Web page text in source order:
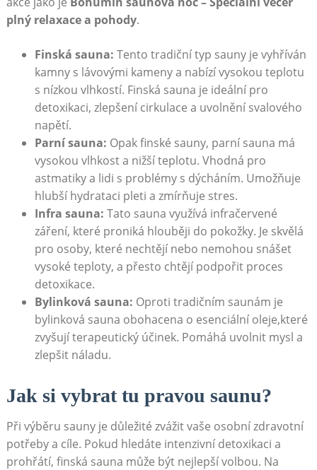
plný ⁢relaxace​ a pohody.
Finská ​sauna: ‍Tento tradiční typ⁢ sauny je‌ vyhříván
‌kamny s ⁣lávovými kameny a nabízí vysokou teplotu
s nízkou vlhkostí. Finská‍ sauna je ideální⁣ pro​
detoxikaci, zlepšení cirkulace a uvolnění svalového
napětí.
Parní sauna: Opak finské‌ sauny, parní sauna má
vysokou vlhkost a ⁤nižší teplotu.⁤ Vhodná pro
astmatiky a lidi s problémy s⁤ dýcháním. Umožňuje
⁣hlubší hydrataci ⁣pleti a‍ zmírňuje stres.
Infra sauna: ⁢Tato sauna využívá infračervené
záření,‌ které ​proniká hlouběji do pokožky. Je ⁣skvělá
pro osoby, které nechtějí ⁢nebo nemohou ⁣snášet
vysoké teploty, a přesto chtějí ⁢podpořit proces
detoxikace.
Bylinková sauna: Oproti tradičním ​saunám​ je
bylinková sauna ‌obohacena o esenciální oleje,které
zvyšují terapeutický účinek.​ Pomáhá⁣ uvolnit‌ mysl ⁣a⁣
zlepšit náladu.
Jak si vybrat‌ tu ‌pravou saunu?
Při výběru sauny⁢ je důležité zvážit vaše osobní zdravotní
potřeby ​a⁤ cíle. Pokud hledáte ⁣intenzivní detoxikaci a
‌prohřátí, ⁣finská sauna ⁣může být nejlepší volbou. Na